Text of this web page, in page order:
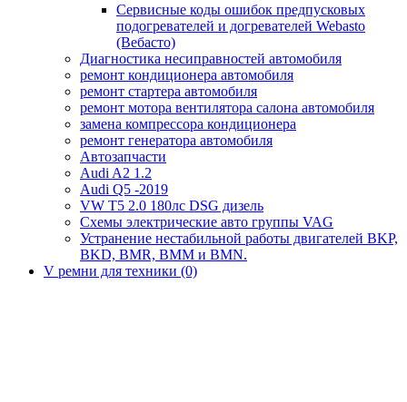
Сервисные коды ошибок предпусковых
подогревателей и догревателей Webasto
(Вебасто)
Диагностика несиправностей автомобиля
ремонт кондиционера автомобиля
ремонт стартера автомобиля
ремонт мотора вентилятора салона автомобиля
замена компрессора кондиционера
ремонт генератора автомобиля
Автозапчасти
Audi A2 1.2
Audi Q5 -2019
VW T5 2.0 180лс DSG дизель
Схемы электрические авто группы VAG
Устранение нестабильной работы двигателей BKP,
BKD, BMR, BMM и BMN.
V ремни для техники (0)